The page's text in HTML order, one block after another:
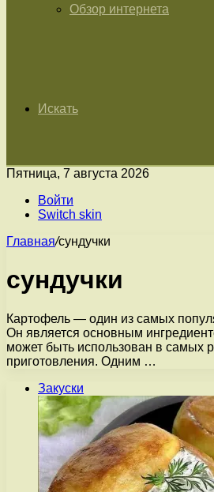
Обзор интернета
Искать
Пятница, 7 августа 2026
Войти
Switch skin
Главная/сундучки
сундучки
Картофель — один из самых
Он является основным
может быть использован в самых
приготовления. Одним …
Закуски